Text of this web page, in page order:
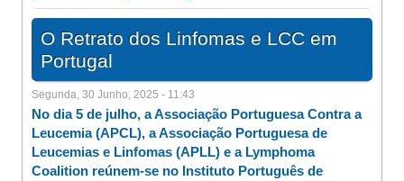
O Retrato dos Linfomas e LCC em
Portugal
Segunda, 30 Junho, 2025 - 11:43
No dia 5 de julho, a Associação Portuguesa Contra a
Leucemia (APCL), a Associação Portuguesa de
Leucemias e Linfomas (APLL) e a Lymphoma
Coalition reúnem-se no Instituto Português de